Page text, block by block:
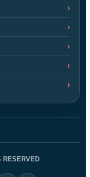
RESERVED